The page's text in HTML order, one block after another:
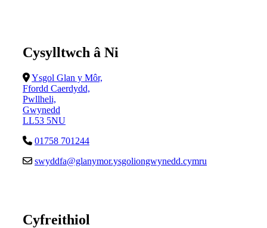
Cysylltwch â Ni
Ysgol Glan y Môr,
Ffordd Caerdydd,
Pwllheli,
Gwynedd
LL53 5NU
01758 701244
swyddfa@glanymor.ysgoliongwynedd.cymru
Cyfreithiol